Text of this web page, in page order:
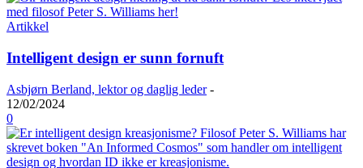
Artikkel
Intelligent design er sunn fornuft
Asbjørn Berland, lektor og daglig leder -
12/02/2024
0